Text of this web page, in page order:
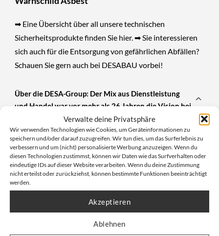
Verwalte deine Privatsphäre
Wir verwenden Technologien wie Cookies, um Geräteinformationen zu
speichern und/oder darauf zuzugreifen. Wir tun dies, um das Surferlebnis zu
verbessern und um (nicht) personalisierte Werbung anzuzeigen. Wenn du
diesen Technologien zustimmst, können wir Daten wie das Surfverhalten oder
eindeutige IDs auf dieser Website verarbeiten. Wenn du deine Zustimmung
nicht erteilst oder zurückziehst, können bestimmte Funktionen beeinträchtigt
werden.
Akzeptieren
Ablehnen
➡ Eine Übersicht über all unsere technischen
Sicherheitsprodukte finden Sie hier. ➡ Sie interessieren
sich auch für die Entsorgung von gefährlichen Abfällen?
Schauen Sie gern auch bei DESABAU vorbei!
Über die DESA-Group: Der Mix aus Dienstleistung
und Handel war vor mehr als 26 Jahren die Vision bei
der Gründung der Unternehmen.
Heute können wir sagen, dass diese Vision unsere
Realität geworden ist. Vier Unternehmen mit vier
Standorten der DESA Unternehmensgruppe. Die Vision
von damals ist uns heute noch immer extrem wichtig und
in den 90er-Jahren, gab es zwei Aspekte für diese Vision.